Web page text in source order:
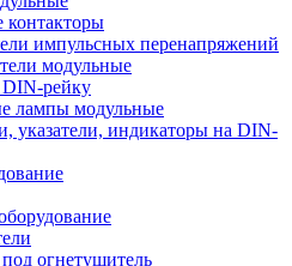
импульсных перенапряжений
модульные
DIN-рейку
лампы модульные
указатели, индикаторы на DIN-
огнетушитель